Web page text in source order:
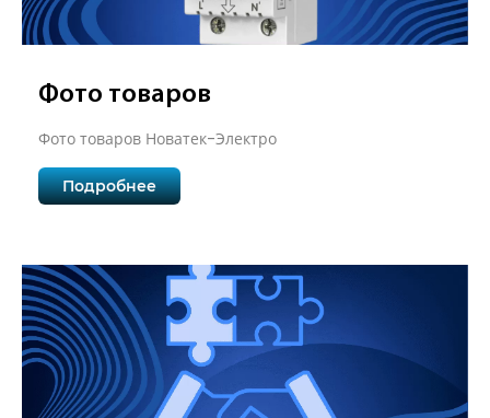
Фото товаров
Фото товаров Новатек-Электро
Подробнее